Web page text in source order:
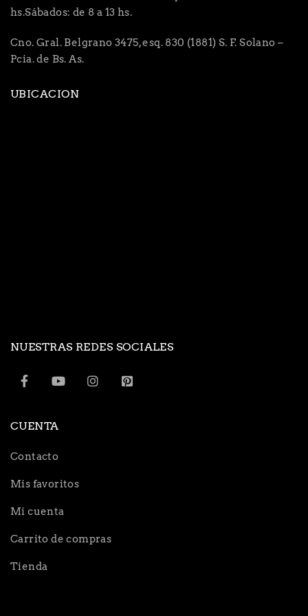
hs.Sábados: de 8 a 13 hs.
Cno. Gral. Belgrano 3475, esq. 830 (1881) S. F. Solano –
Pcia. de Bs. As.
UBICACION
NUESTRAS REDES SOCIALES
CUENTA
Contacto
Mis favoritos
Mi cuenta
Carrito de compras
Tienda